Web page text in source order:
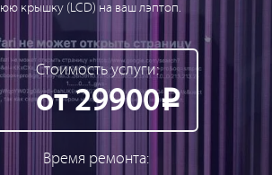
крышку (LCD) на ваш лэптоп.
Стоимость услуги:
от 29900Р
Время ремонта: